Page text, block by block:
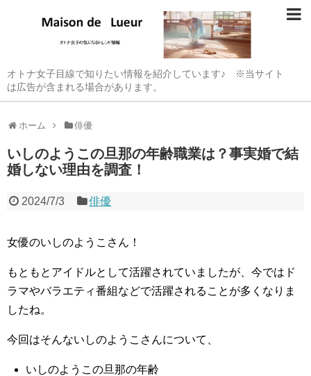
オトナ女子目線で知りたい情報を紹介しています♪ ※当サイト
は広告が含まれる場合があります。
ホーム 俳優
いしのようこの旦那の年齢職業は？事実婚で結
婚しない理由を調査！
2024/7/3 俳優
女優のいしのようこさん！
もともとアイドルとして活躍されていましたが、今ではド
ラマやバラエティ番組などで活躍されることが多くなりま
したね。
今回はそんないしのようこさんについて、
いしのようこの旦那の年齢